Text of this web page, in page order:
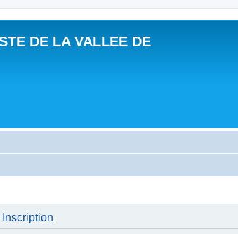
DE LA VALLEE DE